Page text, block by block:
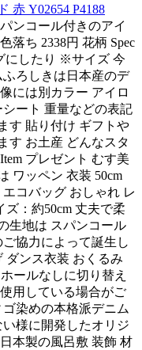
赤 Y02654 P4188
ンコール付きのアイ
落ち 2338円 花柄 Spec
にしたり ※サイズ 今
ろしきは日本産のデ
には別カラー アイロ
ート 重量などの表記
す 貼り付け ギフトや
す お土産 どんなスタ
プレゼント むす美
ワッペン 衣装 50cm
コバッグ おしゃれ レ
：約50cm 丈夫で柔
生地は スパンコール
協力によって誕生し
ダンス衣装 おくるみ
ールなしに切り替え
用している場合がご
染めの本格派デニム
様に開発したオリジ
本製の風呂敷 装飾 材